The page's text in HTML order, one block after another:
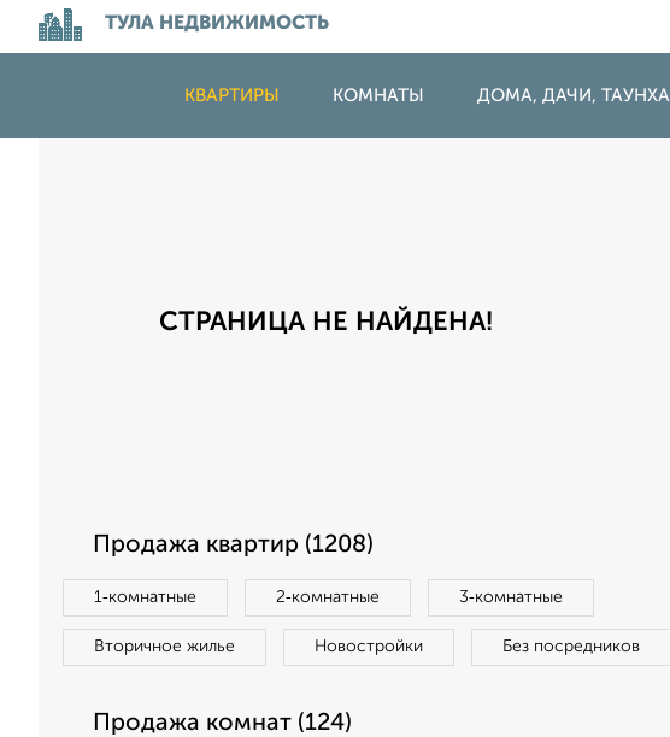
ТУЛА НЕДВИЖИМОСТЬ
КВАРТИРЫ КОМНАТЫ ДОМА, ДАЧИ,
СТРАНИЦА НЕ НАЙДЕНА!
Продажа квартир (1208)
1‑комнатные 2‑комнатные 3‑комнатные
Вторичное жилье Новостройки Без посредников
Продажа комнат (124)